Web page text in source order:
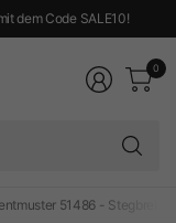
dem Code SALE10!
0
51486 - Stegbreite